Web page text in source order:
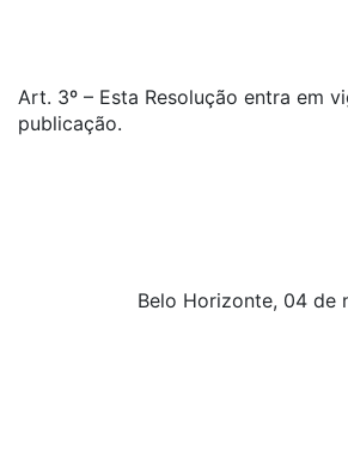
Art. 3º – Esta Resolução entra em
publicação.
Belo Horizonte, 04 de